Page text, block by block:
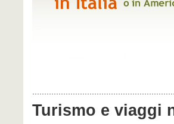
Turismo e viaggi